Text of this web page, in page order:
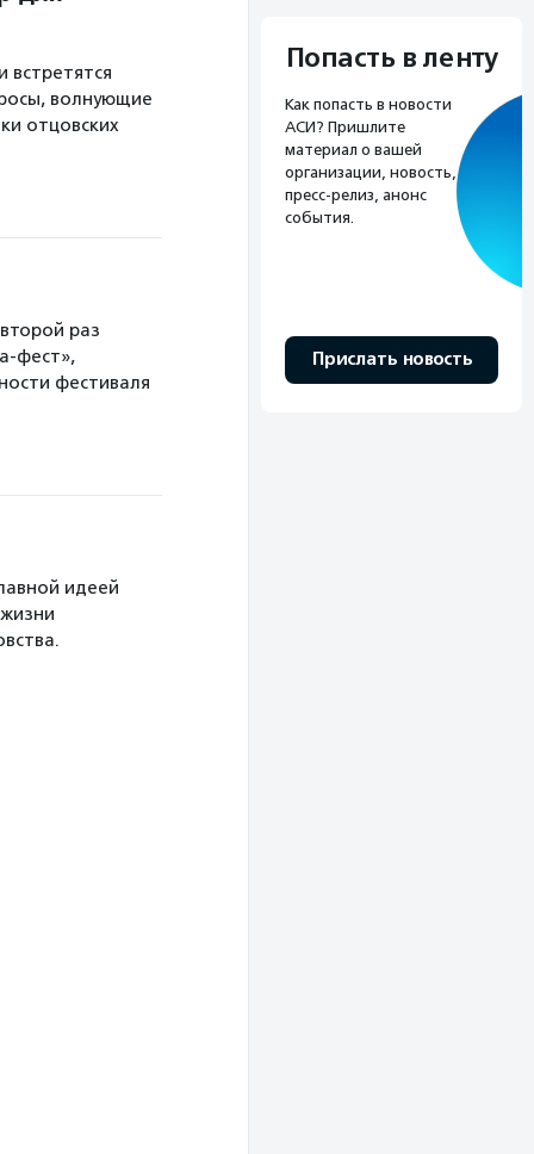
встретятся
волнующие
отцовских
раз
фест»,
фестиваля
идеей
Попасть в ленту
Как попасть в новости
АСИ? Пришлите
материал о вашей
организации, новость,
пресс-релиз, анонс
события.
Прислать новость